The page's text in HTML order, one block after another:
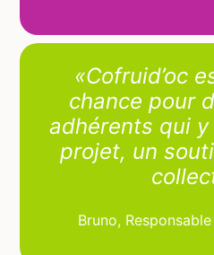
«Cofruid’oc
chance pour
adhérents qui
projet, un
Bruno,